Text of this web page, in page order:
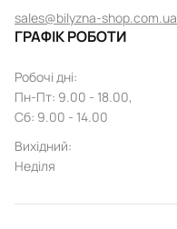
sales@bilyzna-shop.com.ua
ГРАФІК РОБОТИ
Робочі дні:
Пн-Пт: 9.00 - 18.00,
Сб: 9.00 - 14.00
Вихідний:
Неділя